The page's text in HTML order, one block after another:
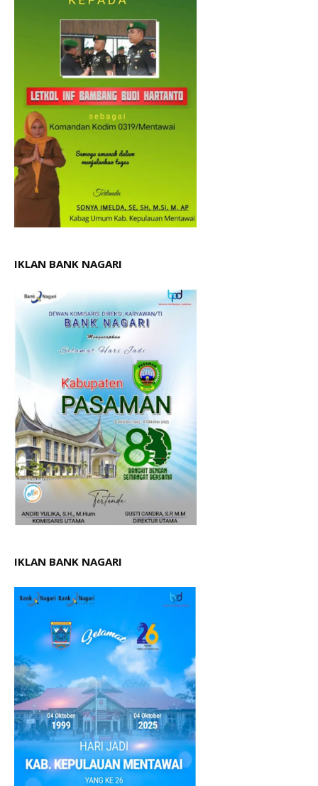
IKLAN BANK NAGARI
IKLAN BANK NAGARI